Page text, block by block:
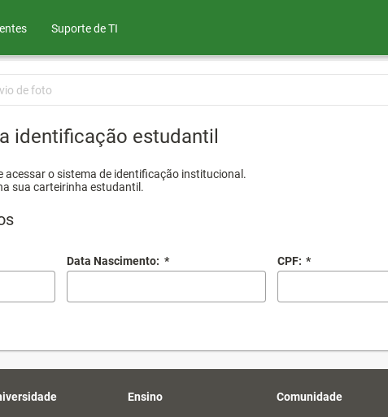
Suporte de TI
de foto
identificação estudantil
acessar o sistema de identificação institucional.
sua carteirinha estudantil.
Data Nascimento: * CPF: *
Ensino Comunidade